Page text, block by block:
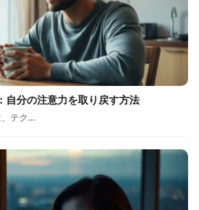
自分の注意力を取り戻す方法
、テク…